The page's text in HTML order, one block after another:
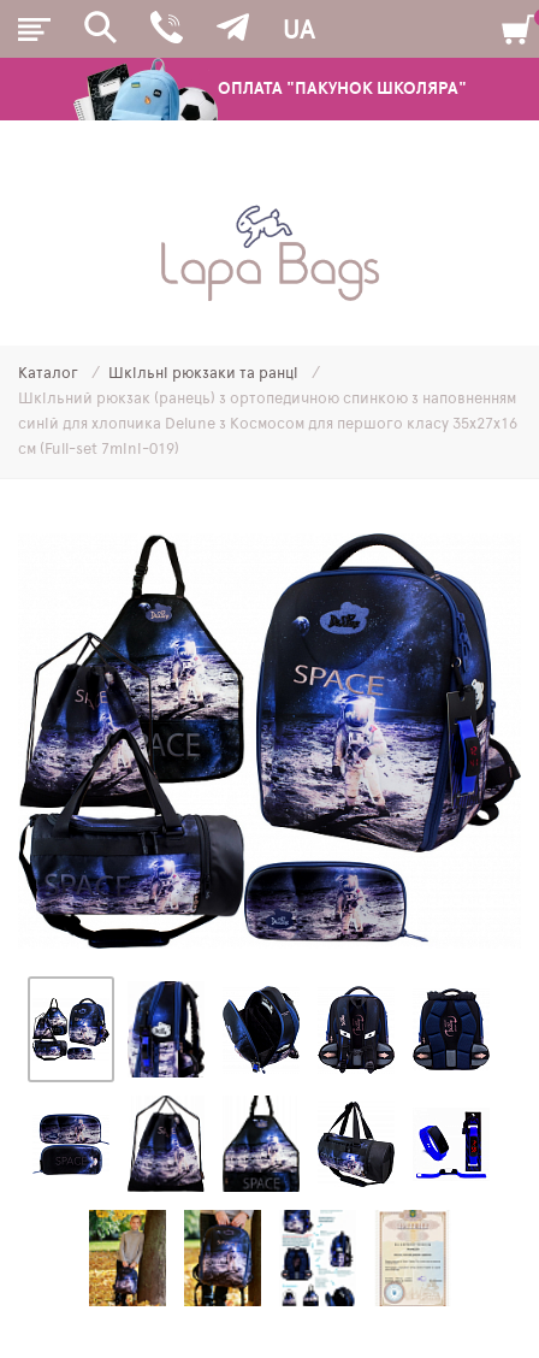
ОПЛАТА "ПАКУНОК ШКОЛЯРА"
UA
ШКІЛЬНІ РЮКЗАКИ ТА РАНЦІ
МОЛОДІЖНІ РЮКЗАКИ
ПЕНАЛИ
ПЛЯШКИ ДЛЯ ВОДИ
SCHOOL STANDARD
SKYNAME
РОЗПРОДАЖ
Каталог
Шкільні рюкзаки та ранці
Шкільний рюкзак (ранець) з ортопедичною спинкою з наповненням
синій для хлопчика Delune з Космосом для першого класу 35х27х16
см (Full-set 7mini-019)